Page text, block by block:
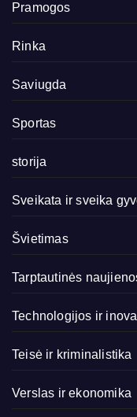
Pramogos
Rinka
Saviugda
Sportas
storija
Sveikata ir sveika
Švietimas
Tarptautinės
Technologijos ir
Teisė ir kriminalistika
Verslas ir ekonomika